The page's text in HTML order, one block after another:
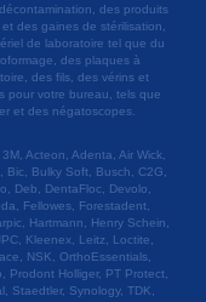
des produits
des gaines de stérilisation,
de laboratoire tel que du
des plaques à
des fils, des vérins et
pour votre bureau, tels que
et des négatoscopes.
Acteon, Adenta, Air Wick,
Bic, Bulky Soft, Busch, C2G,
Deb, DentaFloc, Devolo,
Fellowes, Forestadent,
Hartmann, Henry Schein,
Kleenex, Leitz, Loctite,
NSK, OrthoEssentials,
Holliger, PT Protect,
Staedtler, Synology, TDK,